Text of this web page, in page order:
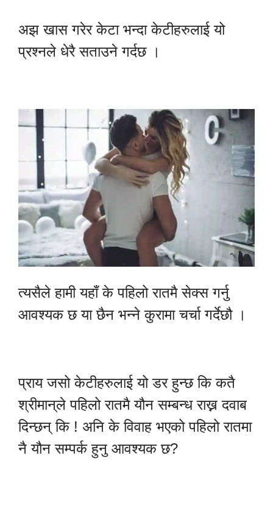
अझ खास गरेर केटा भन्दा केटीहरुलाई यो
प्रश्नले धेरै सताउने गर्दछ ।
त्यसैले हामी यहाँ के पहिलो रातमै सेक्स गर्नु
आवश्यक छ या छैन भन्ने कुरामा चर्चा गर्देछौ ।
प्राय जसो केटीहरुलाई यो डर हुन्छ कि कतै
श्रीमान्‌ले पहिलो रातमै यौन सम्बन्ध राख्न दवाब
दिन्छन् कि ! अनि के विवाह भएको पहिलो रातमा
नै यौन सम्पर्क हुनु आवश्यक छ?